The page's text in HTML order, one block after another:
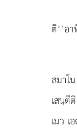
ติ’’อ
สมาโ
เสนฺตี
เมว